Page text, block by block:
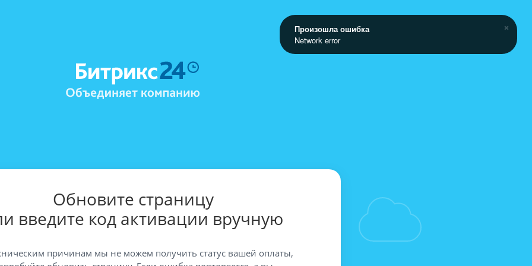
Обновите страницу
введите код активации вручную
причинам мы не можем получить статус вашей оплаты,
Произошла ошибка
Network error